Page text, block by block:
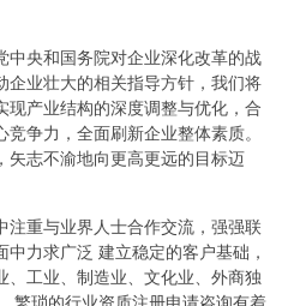
中央和国务院对企业深化改革的战
企业壮大的相关指导方针，我们将
现产业结构的深度调整与优化，合
争力，全面刷新企业整体素质。
矢志不渝地向更高更远的目标迈
注重与业界人士合作交流，强强联
力求广泛 建立稳定的客户基础，
、工业、制造业、文化业、外商独